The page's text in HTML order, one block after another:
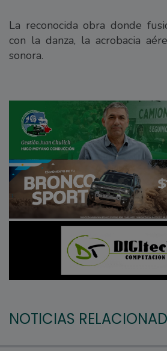
La reconocida obra donde
con la danza, la acrobacia
sonora.
NOTICIAS